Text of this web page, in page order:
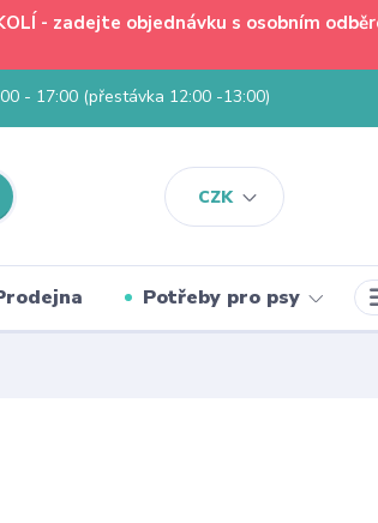
- zadejte objednávku s osobním
CZK
- 17:00 (přestávka 12:00 -13:00)
Potřeby pro psy